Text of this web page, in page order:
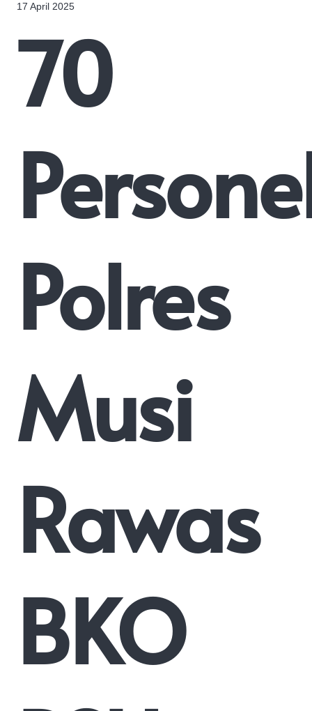
17 April 2025
70
Polres
Musi
Rawas
BKO